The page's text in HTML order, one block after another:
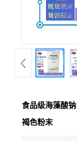
食品级海藻酸
褐色粉末